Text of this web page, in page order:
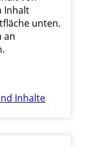
Inhalt
unten.
an
Inhalte